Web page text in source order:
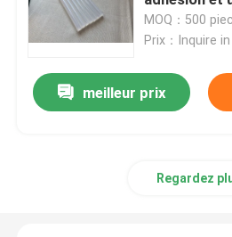
double bande dégrossie de
Ruban adhésif de libération
MOQ：500
Prix：Inquire
meilleur prix
Regardez